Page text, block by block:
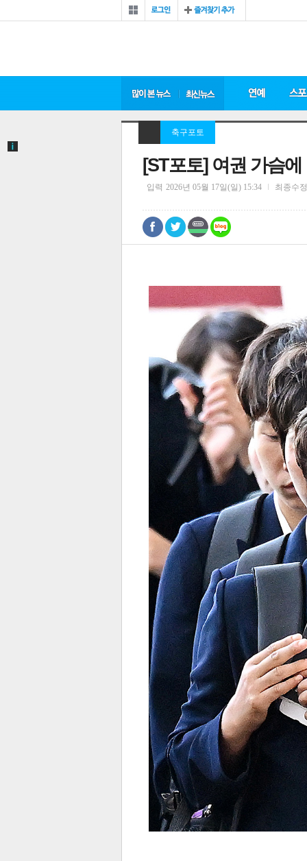
즐겨찾기
많이 본 뉴스 최신 뉴스 연예 스
축구포토
[ST포토] 여권 가슴
입력 2026년 05월 17일(일) 15:34 최종수정
페이 트위 밴드 네이
댓글
0